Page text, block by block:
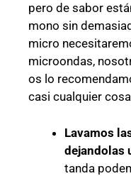
pero de sabor
mono sin
micro
microondas,
os lo
casi cualquier
Lavamos
dejandolas
tanda